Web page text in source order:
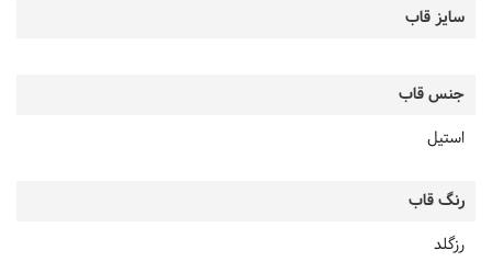
سایز قاب
جنس قاب
استیل
رنگ قاب
رزگلد